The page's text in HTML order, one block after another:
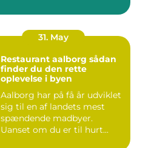
31. May
Restaurant aalborg sådan
finder du den rette
oplevelse i byen
Aalborg har på få år udviklet
sig til en af landets mest
spændende madbyer.
Uanset om du er til hurt...